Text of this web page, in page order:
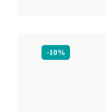
-10%